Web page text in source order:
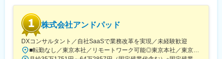
■働く環境：
社員のほとんど (95% 以上) がリモートワークを実施しており、居
住地に関係なく就業が可能です。（北海道、福岡県、三重県、大
阪府、静岡県、栃木県在住の社員も在籍）平均残業時間は 2024年
度実績：5.61 時間、ライフワークバランスを両立できる環境で
株式会社アンドパッド
DXコンサルタント／自社SaaSで業務改革を実現／未経験歓迎